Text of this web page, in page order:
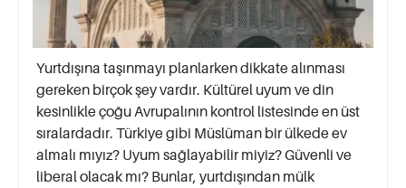
Yurtdışına taşınmayı planlarken dikkate alınması
gereken birçok şey vardır. Kültürel uyum ve din
kesinlikle çoğu Avrupalının kontrol listesinde en üst
sıralardadır. Türkiye gibi Müslüman bir ülkede ev
almalı mıyız? Uyum sağlayabilir miyiz? Güvenli ve
liberal olacak mı? Bunlar, yurtdışından mülk